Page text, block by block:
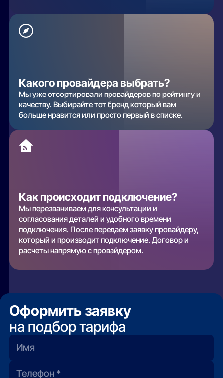
Какого провайдера выбрать?
Мы уже отсортировали провайдеров по рейтингу и
качеству. Выбирайте тот бренд который вам
больше нравится или просто первый в списке.
Как происходит подключение?
Мы перезваниваем для консультации и
согласования деталей и удобного времени
подключения. После передаем заявку провайдеру,
который и производит подключение. Договор и
расчеты напрямую с провайдером.
Оформить заявку
на подбор тарифа